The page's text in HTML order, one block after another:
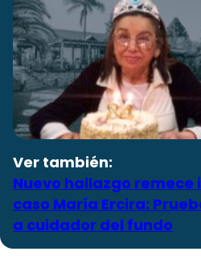
Ver también:
Nuevo hallazgo
caso María Ercira:
a cuidador del fundo